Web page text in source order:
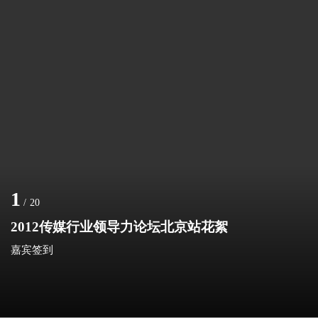
1 / 20
2012传媒行业领导力论坛北京站花絮
嘉宾签到